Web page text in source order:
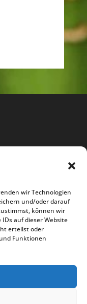
wir Technologien
und/oder darauf
können wir
auf dieser Website
erteilst oder
Funktionen